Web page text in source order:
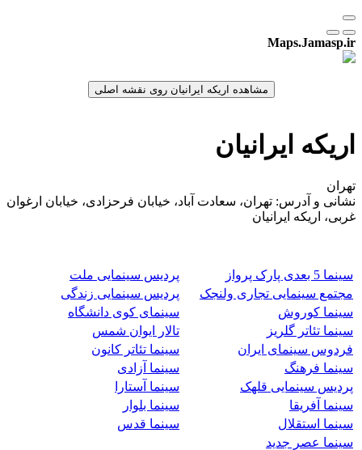
Maps.Jamasp.ir
اریکه ایرانیان
تهران
نشانی و آدرس: تهران، سعادت آباد، خیابان فرحزادی، خیابان ارغوان
غربی، اریکه ایرانیان
سینما 5 بعدی پارک پرواز
پردیس سینمایی ملت
مجتمع سینمایی تجاری ولنجک
پردیس سینمایی زندگی
سینما کوروش
سینمای کوی دانشگاه
سینما تئاتر گلریز
تالار ایوان شمس
فردوس سینمای ایران
سینما تئاتر کانون
سینما فرهنگ
سینما آزادی
پردیس سینمایی قلهک
سینما آستارا
سینما آفریقا
سینما بلوار
سینما استقلال
سینما قدس
سینما عصر جدید